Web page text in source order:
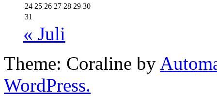
24 25 26 27 28 29 30
31
« Juli
Theme: Coraline by
WordPress.